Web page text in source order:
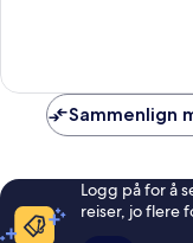
Sammenlign
Logg på for å
reiser, jo flere